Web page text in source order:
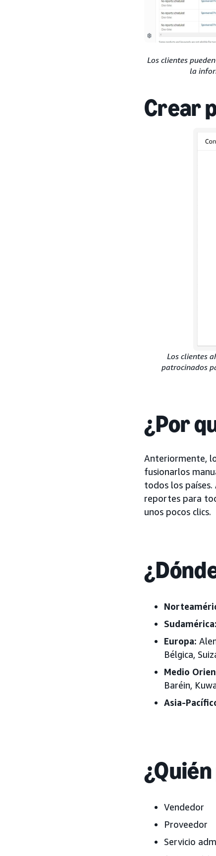
Los clientes
la
Crear
Los clientes
patrocinados
¿Por
Anteriormente,
fusionarlos
todos los
reportes para
unos pocos clics.
Sudamérica:
Europa:
Bélgica,
Medio
Baréin,
Asia-
Vendedor
Proveedor
Servicio